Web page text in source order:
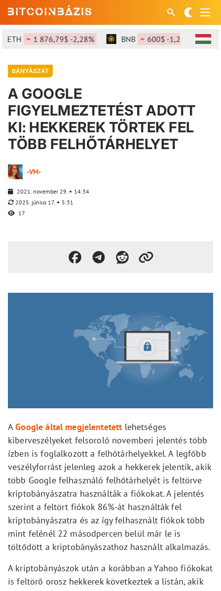
1 876,79$ -2,28% BNB 600$ -1,22%
BÁNYÁSZAT
A GOOGLE
FIGYELMEZTETÉST ADOTT
KI: HEKKEREK TÖRTEK FEL
TÖBB FELHŐTÁRHELYET
-VM-
2021. november 29.
14:34
2025. június 17.
5:31
17
AGoogle által megjelentetett lehetséges
kiberveszélyeket felsoroló novemberi jelentés több
ízben is foglalkozott a felhőtárhelyekkel. A legfőbb
veszélyforrást jelenleg azok a hekkerek jelentik, akik
több Google felhasználó felhőtárhelyét is feltörve
kriptobányászatra használták a fiókokat. A jelentés
szerint a feltört fiókok 86%-át használták fel
kriptobányászatra és az így felhasznált fiókok több
mint felénél 22 másodpercen belül már le is
töltődött a kriptobányászathoz használt alkalmazás.
A kriptobányászok után a korábban a Yahoo fiókokat
is feltörő orosz hekkerek következtek a listán, akik